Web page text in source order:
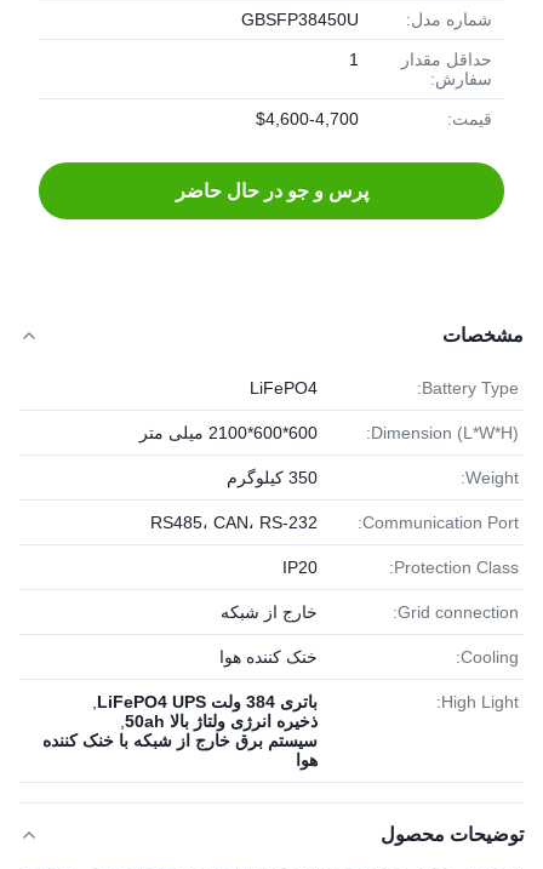
شماره مدل: GBSFP38450U
حداقل مقدار
سفارش:
1
قیمت: $4,600-4,700
پرس و جو در حال حاضر
مشخصات
Battery Type:
LiFePO4
Dimension (L*W*H): 600*600*2100 میلی متر
Weight: 350 کیلوگرم
Communication Port: RS485، CAN، RS-232
Protection Class:
IP20
Grid connection: خارج از شبکه
Cooling: خنک کننده هوا
High Light: باتری 384 ولت LiFePO4 UPS
ذخیره انرژی ولتاژ بالا 50ah
سیستم برق خارج از شبکه با خنک کننده
هوا
توضیحات محصول